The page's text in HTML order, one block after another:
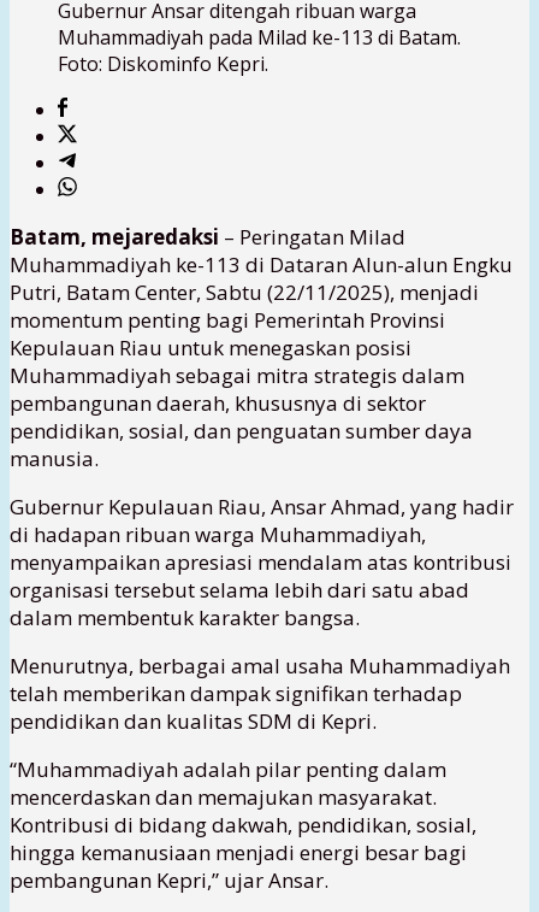
Gubernur Ansar ditengah ribuan warga
Muhammadiyah pada Milad ke-113 di Batam.
Foto: Diskominfo Kepri.
Batam, mejaredaksi – Peringatan Milad
Muhammadiyah ke-113 di Dataran Alun-alun Engku
Putri, Batam Center, Sabtu (22/11/2025), menjadi
momentum penting bagi Pemerintah Provinsi
Kepulauan Riau untuk menegaskan posisi
Muhammadiyah sebagai mitra strategis dalam
pembangunan daerah, khususnya di sektor
pendidikan, sosial, dan penguatan sumber daya
manusia.
Gubernur Kepulauan Riau, Ansar Ahmad, yang hadir
di hadapan ribuan warga Muhammadiyah,
menyampaikan apresiasi mendalam atas kontribusi
organisasi tersebut selama lebih dari satu abad
dalam membentuk karakter bangsa.
Menurutnya, berbagai amal usaha Muhammadiyah
telah memberikan dampak signifikan terhadap
pendidikan dan kualitas SDM di Kepri.
“Muhammadiyah adalah pilar penting dalam
mencerdaskan dan memajukan masyarakat.
Kontribusi di bidang dakwah, pendidikan, sosial,
hingga kemanusiaan menjadi energi besar bagi
pembangunan Kepri,” ujar Ansar.